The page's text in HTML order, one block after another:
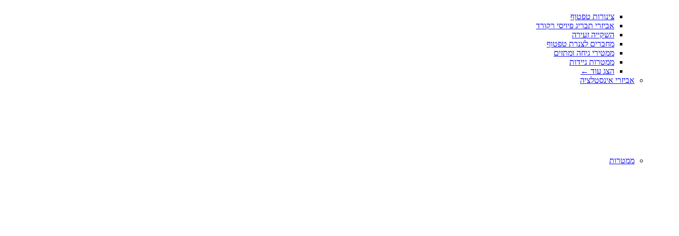
צינורות טפטוף
אביזרי תבריג פיויסי רקורד
השקייה זעירה
מחברים לצנרת טפטוף
ממטירי גיחה ומתזים
ממטרות ניידות
הצג עוד ←
אביזרי אינסטלציה
ממטרות